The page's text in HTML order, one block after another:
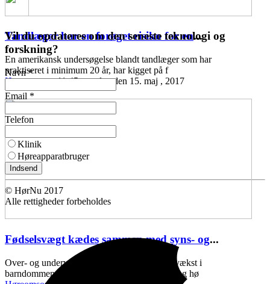
Tandlæger har en forøget risiko for en...
En amerikansk undersøgelse blandt tandlæger som har
praktiseret i minimum 20 år, har kigget på f
Høreomsorg 11:45 mandag den 15. maj , 2017
Fødselsvægt kædes sammen med syns- og...
Over- og undervægt ved fødslen, samt ringe vækst i
barndommen, kan kædes sammen med syns- og hø
Vil du opdateres om den seneste teknologi og
forskning?
Navn *
Email *
Telefon
Klinik
Høreapparatbruger
Indsend
© HørNu 2017
Alle rettigheder forbeholdes